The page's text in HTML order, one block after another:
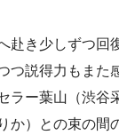
赴き少しずつ回
つ説得力もまた
ラー葉山（渋谷
か）との束の間